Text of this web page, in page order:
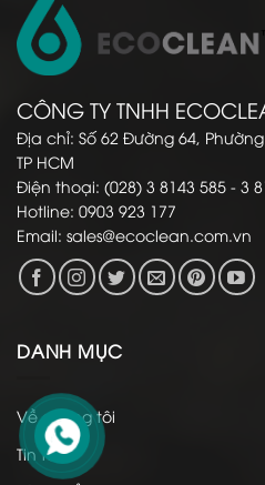
CÔNG TY TNHH
Địa chỉ: Số 62 Đường 64, Phường
TP HCM
Điện thoại: (028) 3 8143 585 - 3
Hotline: 0903 923 177
Email: sales@ecoclean.com.vn
DANH MỤC
Về chúng tôi
Tin tức